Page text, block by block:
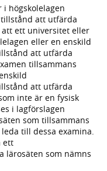
högskolelagen
tillstånd att utfärda
ett universitet eller
eller en enskild
att utfärda
tillsammans
att utfärda
inte är en fysisk
i lagförslagen
som tillsammans
till dessa examina.
ett
lärosäten som nämns